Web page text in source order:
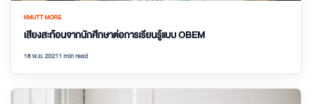
KMUTT MORE
เสียงสะท้อนจากนักศึกษาต่อการเรียนรู้แบบ OBEM
16 พ.ย. 20211 min read